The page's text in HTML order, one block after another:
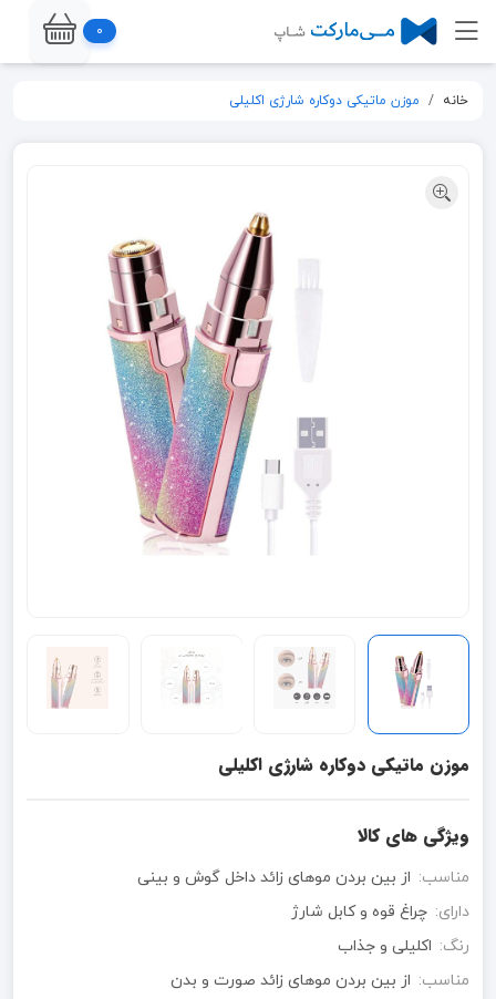
0
خانه موزن ماتیکی دوکاره شارژی اکلیلی
موزن ماتیکی دوکاره شارژی اکلیلی
ویژگی های کالا
مناسب: از بین بردن موهای زائد داخل گوش و بینی
دارای: چراغ قوه و کابل شارژ
رنگ: اکلیلی و جذاب
مناسب: از بین بردن موهای زائد صورت و بدن